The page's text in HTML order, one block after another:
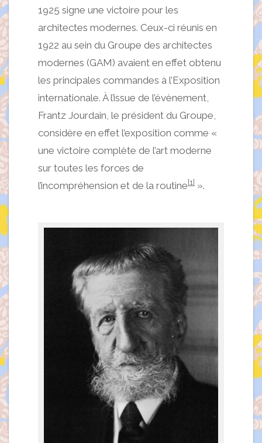
1925 signe une victoire pour les
architectes modernes. Ceux-ci réunis en
1922 au sein du Groupe des architectes
modernes (GAM) avaient en effet obtenu
les principales commandes à l’Exposition
internationale. À l’issue de l’évènement,
Frantz Jourdain, le président du Groupe,
considère en effet l’exposition comme «
une victoire complète de l’art moderne
sur toutes les forces de
l’incompréhension et de la routine [1] ».